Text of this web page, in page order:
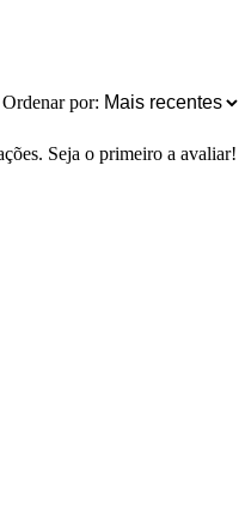
Ordenar por:
Seja o primeiro a avaliar!